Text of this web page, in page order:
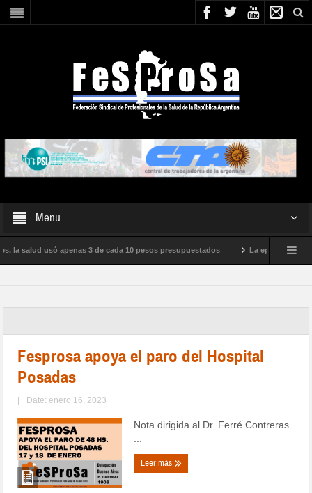
Menu
salud usó apenas 3 de cada 10 pesos presupuestados La epidemia de
Fesprosa apoya el paro del Hospital
Posadas
| Date: enero 16, 2023
Nota dirigida al Dr. Ferré Contreras
Leer más